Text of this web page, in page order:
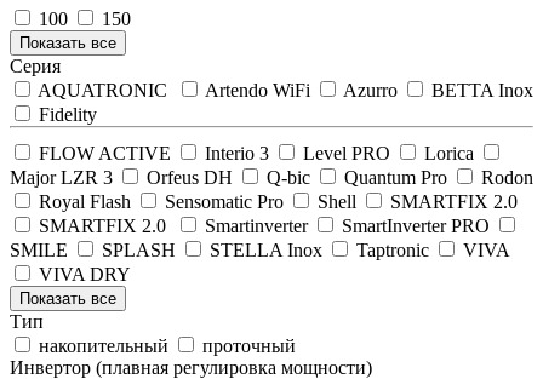
100
150
Показать все
Серия
AQUATRONIC
Artendo WiFi Azurro
BETTA Inox
Fidelity
FLOW ACTIVE
Interio 3 Level PRO
Lorica
Major LZR 3
Orfeus DH Q-bic Quantum Pro
Rodon
Royal Flash
Sensomatic Pro Shell
SMARTFIX 2.0
SMARTFIX 2.0
Smartinverter
SmartInverter PRO
SMILE
SPLASH STELLA Inox Taptronic
VIVA
VIVA DRY
Показать все
Тип
накопительный
проточный
Инвертор (плавная регулировка мощности)